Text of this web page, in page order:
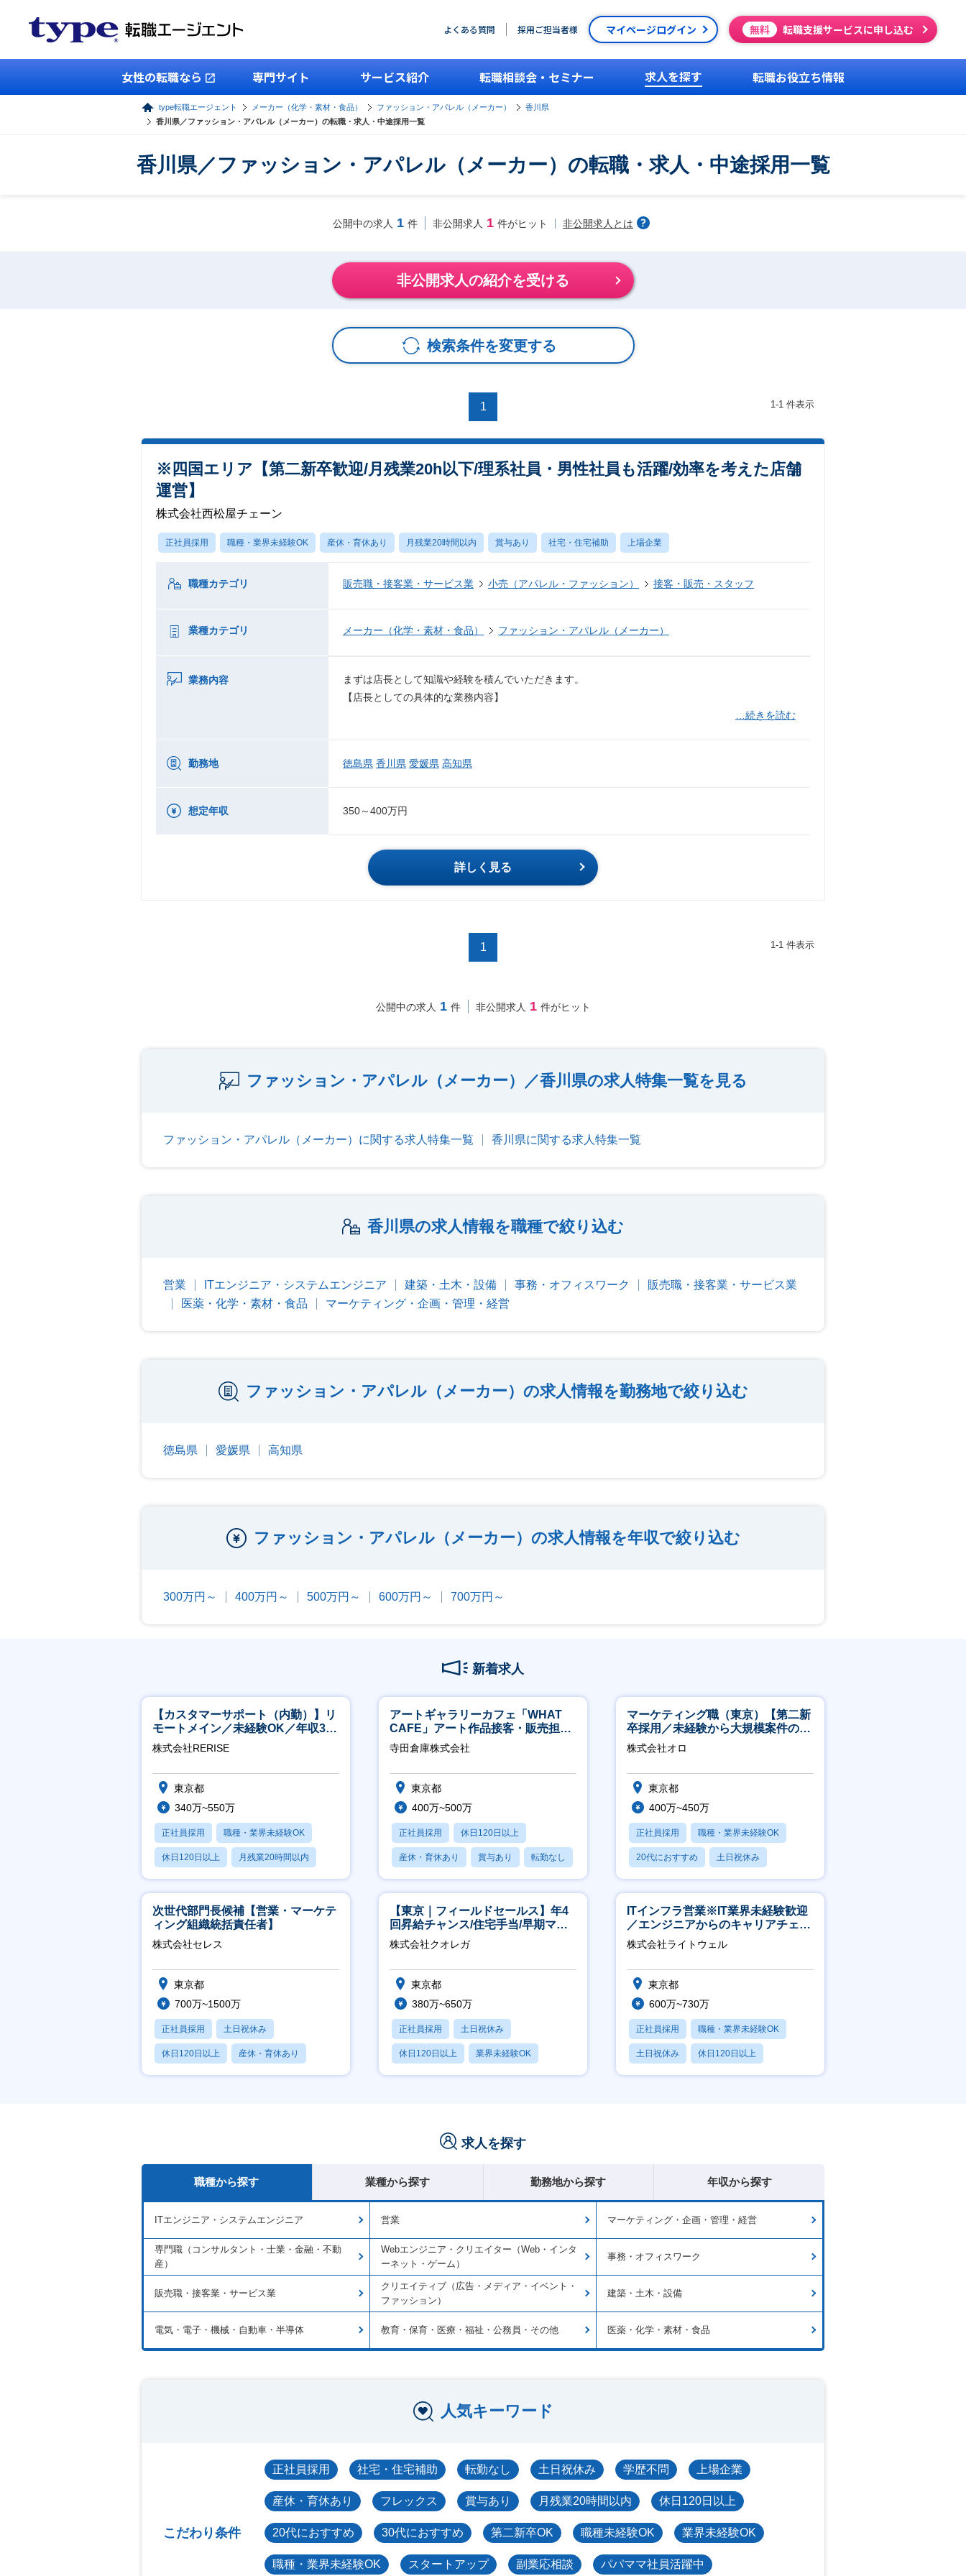
よくある質問 採用ご担当者様 マイページログイン 無料 転職支援サービスに申し込む
女性の転職なら 専門サイト サービス紹介 転職相談会・セミナー 求人を探す 転職お役立ち情報
type転職エージェント メーカー（化学・素材・食品） ファッション・アパレル（メーカー）
香川県
香川県／ファッション・アパレル（メーカー）の転職・求人・中途採用一覧
香川県／ファッション・アパレル（メーカー）の転職・求人・中途採用一覧
公開中の求人 1 件 非公開求人 1 件がヒット 非公開求人とは
非公開求人の紹介を受ける
検索条件を変更する
1 1-1 件表示
※四国エリア【第二新卒歓迎/月残業20h以下/理系社員・男性社員も活躍/効率を考えた店舗
運営】
株式会社西松屋チェーン
正社員採用 職種・業界未経験OK 産休・育休あり 月残業20時間以内 賞与あり 社宅・住宅補助 上場企業
職種カテゴリ 販売職・接客業・サービス業 小売（アパレル・ファッション） 接客・販売・スタッフ
業種カテゴリ メーカー（化学・素材・食品） ファッション・アパレル（メーカー）
業務内容
まずは店長として知識や経験を積んでいただきます。
【店長としての具体的な業務内容】
…続きを読む
勤務地 徳島県 香川県 愛媛県 高知県
想定年収 350～400万円
詳しく見る
1 1-1 件表示
公開中の求人 1 件 非公開求人 1 件がヒット
ファッション・アパレル（メーカー）／香川県の求人特集一覧を見る
ファッション・アパレル（メーカー）に関する求人特集一覧 香川県に関する求人特集一覧
香川県の求人情報を職種で絞り込む
営業 ITエンジニア・システムエンジニア 建築・土木・設備 事務・オフィスワーク
販売職・接客業・サービス業
医薬・化学・素材・食品
マーケティング・企画・管理・経営
ファッション・アパレル（メーカー）の求人情報を勤務地で絞り込む
徳島県 愛媛県 高知県
ファッション・アパレル（メーカー）の求人情報を年収で絞り込む
300万円～ 400万円～ 500万円～ 600万円～ 700万円～
新着求人
【カスタマーサポート（内勤）】リ
モートメイン／未経験OK／年収340
万～／年間休日125日
株式会社RERISE
東京都
340万~550万
正社員採用 職種・業界未経験OK
休日120日以上 月残業20時間以内
賞与あり
アートギャラリーカフェ「WHAT
CAFE」アート作品接客・販売担当
※アート領域未経験可
寺田倉庫株式会社
東京都
400万~500万
正社員採用 休日120日以上
産休・育休あり 賞与あり 転勤なし
マーケティング職（東京）【第二新
卒採用／未経験から大規模案件のマ
ーケティングが経験できる／研修充
実】
株式会社オロ
東京都
400万~450万
正社員採用 職種・業界未経験OK
20代におすすめ 土日祝休み
休日120日以上
次世代部門長候補【営業・マーケテ
ィング組織統括責任者】
株式会社セレス
東京都
700万~1500万
正社員採用 土日祝休み
休日120日以上 産休・育休あり
賞与あり
【東京｜フィールドセールス】年4
回昇給チャンス/住宅手当/早期マネ
ジメント機会あり！
株式会社クオレガ
東京都
380万~650万
正社員採用 土日祝休み
休日120日以上 業界未経験OK
産休・育休あり
ITインフラ営業※IT業界未経験歓迎
／エンジニアからのキャリアチェン
ジ可※【週3～4日リモート可能】
株式会社ライトウェル
東京都
600万~730万
正社員採用 職種・業界未経験OK
土日祝休み 休日120日以上
月残業20時間以内
求人を探す
職種から探す 業種から探す 勤務地から探す 年収から探す
ITエンジニア・システムエンジニア 営業 マーケティング・企画・管理・経営
専門職（コンサルタント・士業・金融・不動
産）
Webエンジニア・クリエイター（Web・インタ
ーネット・ゲーム）
事務・オフィスワーク
販売職・接客業・サービス業
クリエイティブ（広告・メディア・イベント・
ファッション）
建築・土木・設備
電気・電子・機械・自動車・半導体 教育・保育・医療・福祉・公務員・その他 医薬・化学・素材・食品
人気キーワード
こだわり条件
正社員採用 社宅・住宅補助 転勤なし 土日祝休み 学歴不問 上場企業
産休・育休あり フレックス 賞与あり 月残業20時間以内 休日120日以上
20代におすすめ 30代におすすめ 第二新卒OK 職種未経験OK 業界未経験OK
職種・業界未経験OK スタートアップ 副業応相談 パパママ社員活躍中